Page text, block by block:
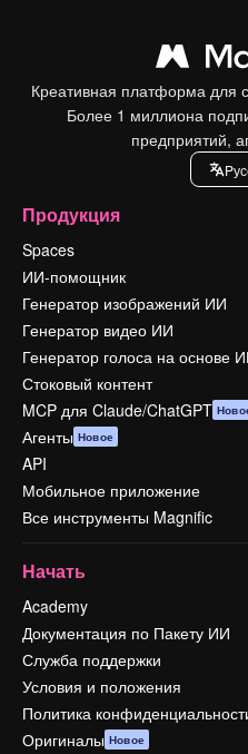
Креативная платформа для
Более 1 миллиона
предприятий,
Продукция
Spaces
ИИ-помощник
Генератор изображений ИИ
Генератор видео ИИ
Генератор голоса на основе
Стоковый контент
MCP для Claude/ChatGPT
Агенты Новое
API
Мобильное приложение
Все инструменты Magnific
Начать
Academy
Документация по Пакету ИИ
Служба поддержки
Условия и положения
Политика
Оригиналы Новое